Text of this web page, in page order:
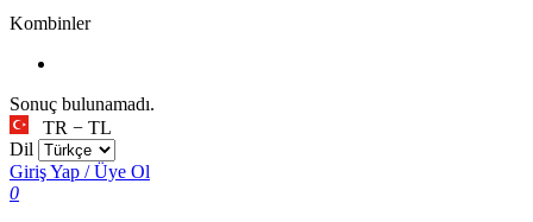
Kombinler
Sonuç bulunamadı.
TR − TL
Dil
Giriş Yap / Üye Ol
0